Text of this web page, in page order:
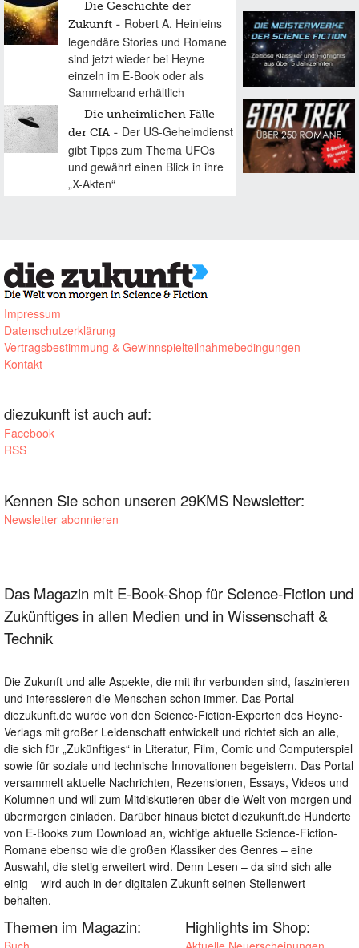
Die Geschichte der
Zukunft
Robert A. Heinleins
legendäre Stories und Romane
sind jetzt wieder bei Heyne
einzeln im E-Book oder als
Sammelband erhältlich
Die unheimlichen Fälle
der CIA
Der US-Geheimdienst
gibt Tipps zum Thema UFOs
und gewährt einen Blick in ihre
„X-Akten“
Impressum
Datenschutzerklärung
Vertragsbestimmung & Gewinnspielteilnahmebedingungen
Kontakt
diezukunft ist auch auf:
Facebook
RSS
Kennen Sie schon unseren 29KMS Newsletter:
Newsletter abonnieren
Das Magazin mit E-Book-Shop für Science-Fiction und
Zukünftiges in allen Medien und in Wissenschaft &
Technik
Die Zukunft und alle Aspekte, die mit ihr verbunden sind, faszinieren
und interessieren die Menschen schon immer. Das Portal
diezukunft.de wurde von den Science-Fiction-Experten des Heyne-
Verlags mit großer Leidenschaft entwickelt und richtet sich an alle,
die sich für „Zukünftiges“ in Literatur, Film, Comic und Computerspiel
sowie für soziale und technische Innovationen begeistern. Das Portal
versammelt aktuelle Nachrichten, Rezensionen, Essays, Videos und
Kolumnen und will zum Mitdiskutieren über die Welt von morgen und
übermorgen einladen. Darüber hinaus bietet diezukunft.de Hunderte
von E-Books zum Download an, wichtige aktuelle Science-Fiction-
Romane ebenso wie die großen Klassiker des Genres – eine
Auswahl, die stetig erweitert wird. Denn Lesen – da sind sich alle
einig – wird auch in der digitalen Zukunft seinen Stellenwert
behalten.
Themen im Magazin: Highlights im Shop: